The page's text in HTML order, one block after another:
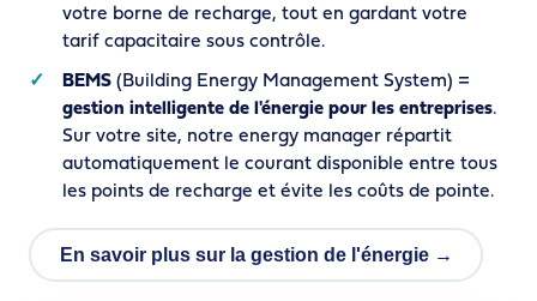
votre borne de recharge, tout en gardant votre
tarif capacitaire sous contrôle.
BEMS (Building Energy Management System) =
gestion intelligente de l'énergie pour les entreprises.
Sur votre site, notre energy manager répartit
automatiquement le courant disponible entre tous
les points de recharge et évite les coûts de pointe.
En savoir plus sur la gestion de l'énergie →